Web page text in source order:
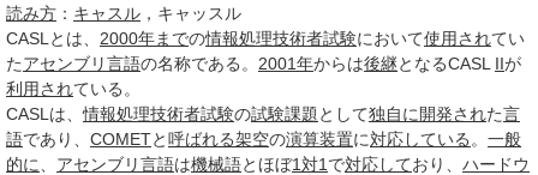
読み方 ： キャスル ，キャッスル
CASL とは、 2000年までの情報処理技術者試験において使用されてい
たアセンブリ言語の名称である。 2001年からは後継となるCASL IIが
利用されている。
CASLは、情報処理技術者試験の試験課題として独自に 開発された言
語であり、 COMETと呼ばれる架空の演算装置に対応している 。 一般
的に
アセンブリ言語は機械語とほぼ1対1 で対応しており、 ハードウ